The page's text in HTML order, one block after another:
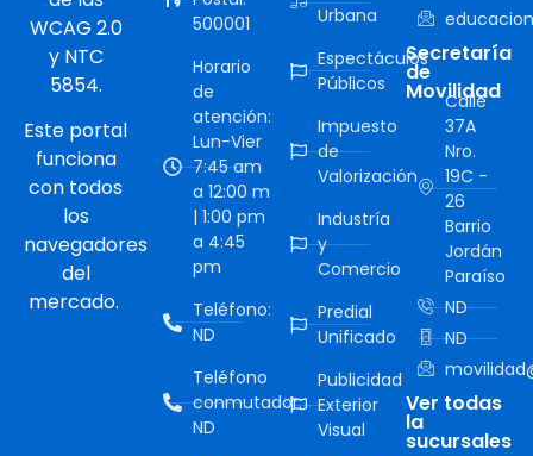
WCAG 2.0
y NTC
5854.
Este portal
funciona
con todos
los
navegadores
del
mercado.
500001
Horario
de
atención:
Lun-Vier
7:45 am
a 12:00 m
| 1:00 pm
a 4:45
pm
Teléfono:
ND
Teléfono
conmutador:
ND
Urbana
Espectáculos
Públicos
Impuesto
de
Valorización
Industría
y
Comercio
Predial
Unificado
Publicidad
Exterior
Visual
Secretaría
de
Movilidad
Calle
37A
Nro.
19C -
26
Barrio
Jordán
Paraíso
ND
ND
Ver todas
la
sucursales